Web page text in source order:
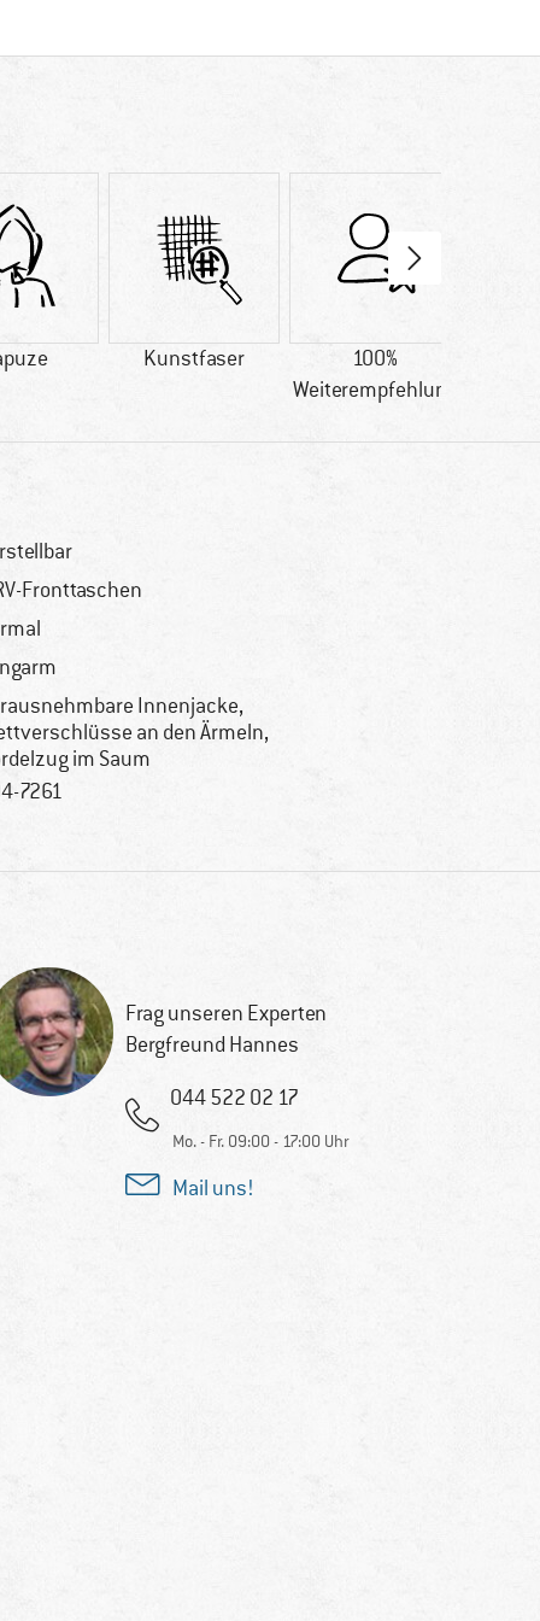
Kunstfaser
100%
Weiterempfehlung
Fronttaschen
Innenjacke,
an den Ärmeln,
im Saum
7261
Frag unseren Experten
Bergfreund Hannes
044 522 02 17
Mo. - Fr. 09:00 - 17:00 Uhr
Mail uns!